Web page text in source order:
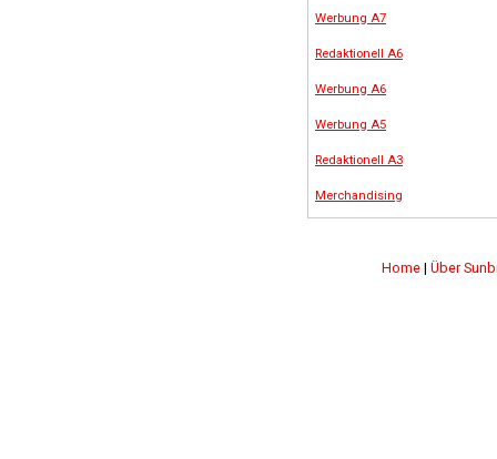
Werbung A7
Redaktionell A6
Werbung A6
Werbung A5
Redaktionell A3
Merchandising
Home | Über